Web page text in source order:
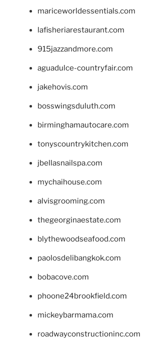
mariceworldessentials.com
lafisheriarestaurant.com
915jazzandmore.com
aguadulce-countryfair.com
jakehovis.com
bosswingsduluth.com
birminghamautocare.com
tonyscountrykitchen.com
jbellasnailspa.com
mychaihouse.com
alvisgrooming.com
thegeorginaestate.com
blythewoodseafood.com
paolosdelibangkok.com
bobacove.com
phoone24brookfield.com
mickeybarmama.com
roadwayconstructioninc.com